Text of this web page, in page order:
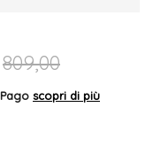
809,00
scopri di più